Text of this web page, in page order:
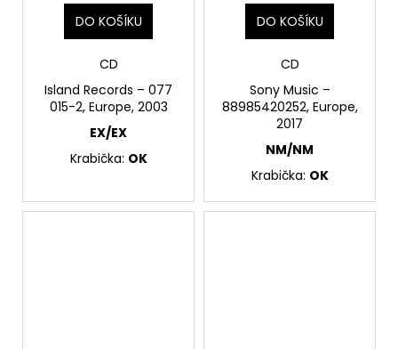
DO KOŠÍKU
CD
Island Records – 077
015-2, Europe, 2003
EX/EX
Krabička: OK
DO KOŠÍKU
CD
Sony Music –
88985420252, Europe,
2017
NM/NM
Krabička: OK